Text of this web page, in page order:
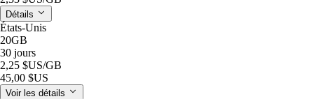
Détails
États-Unis
20GB
30 jours
2,25 $US/GB
45,00 $US
Voir les détails